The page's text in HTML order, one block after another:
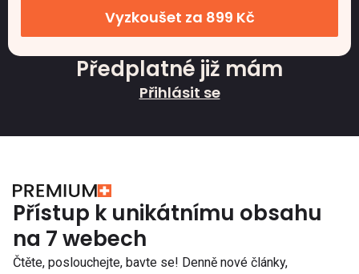
Vyzkoušet za 899 Kč
Předplatné již mám
Přihlásit se
Přístup k unikátnímu obsahu
na 7 webech
Čtěte, poslouchejte, bavte se! Denně nové články,